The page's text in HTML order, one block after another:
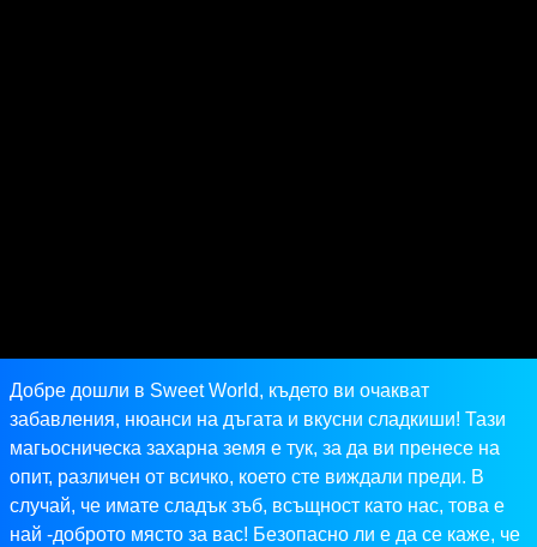
Добре дошли в Sweet World, където ви очакват
забавления, нюанси на дъгата и вкусни сладкиши! Тази
магьосническа захарна земя е тук, за да ви пренесе на
опит, различен от всичко, което сте виждали преди. В
случай, че имате сладък зъб, всъщност като нас, това е
най -доброто място за вас! Безопасно ли е да се каже, че